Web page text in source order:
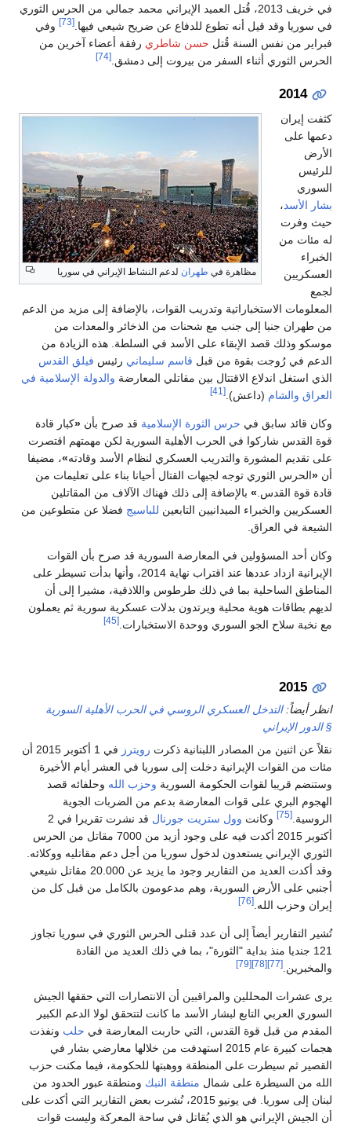
في خريف 2013، قُتل العميد الإيراني محمد جمالي من الحرس الثوري
في سوريا وقد قيل أنه تطوع للدفاع عن ضريح شيعي فيها. [73]
وفي
فبراير من نفس السنة قُتل حسن شاطري رفقة أعضاء آخرين من
الحرس الثوري أثناء السفر من بيروت إلى دمشق. [74]
2014
مظاهرة في طهران لدعم النشاط الإيراني في سوريا
كثفت إيران
دعمها على
الأرض
للرئيس
السوري
بشار الأسد،
حيث وفرت
له مئات من
الخبراء
العسكريين
لجمع
المعلومات الاستخباراتية وتدريب القوات، بالإضافة إلى مزيد من الدعم
من طهران جنبا إلى جنب مع شحنات من الذخائر والمعدات من
موسكو وذلك قصد الإبقاء على الأسد في السلطة. هذه الزيادة من
الدعم في رُوجت بقوة من قبل قاسم سليماني رئيس فيلق القدس
الذي استغل اندلاع الاقتتال بين مقاتلي المعارضة والدولة الإسلامية في
العراق والشام (داعش).[41]
وكان قائد سابق في حرس الثورة الإسلامية قد صرح بأن «كبار قادة
قوة القدس شاركوا في الحرب الأهلية السورية لكن مهمتهم اقتصرت
على تقديم المشورة والتدريب العسكري لنظام الأسد وقادته»، مضيفا
أن «الحرس الثوري توجه لجبهات القتال أحيانا بناء على تعليمات من
قادة قوة القدس.» بالإضافة إلى ذلك فهناك الآلاف من المقاتلين
العسكريين والخبراء الميدانيين التابعين للباسيج فضلا عن متطوعين من
الشيعة في العراق.
وكان أحد المسؤولين في المعارضة السورية قد صرح بأن القوات
الإيرانية ازداد عددها عند اقتراب نهاية 2014، وأنها بدأت تسيطر على
المناطق الساحلية بما في ذلك طرطوس واللاذقية، مشيرا إلى أن
لديهم بطاقات هوية محلية ويرتدون بدلات عسكرية سورية ثم يعملون
مع نخبة سلاح الجو السوري ووحدة الاستخبارات.[45]
2015
انظر أيضاً:التدخل العسكري الروسي في الحرب الأهلية السورية
§ الدور الإيراني
نقلاً عن اثنين من المصادر اللبنانية ذكرت رويترز
في 1 أكتوبر 2015 أن
مئات من القوات الإيرانية دخلت إلى سوريا في العشر أيام الأخيرة
وستنضم قريبا لقوات الحكومة السورية وحزب الله وحلفائه قصد
الهجوم البري على قوات المعارضة بدعم من الضربات الجوية
الروسية. [75] وكانت وول ستريت جورنال
قد نشرت تقريرا في 2
أكتوبر 2015 أكدت فيه على وجود أزيد من 7000 مقاتل من الحرس
الثوري الإيراني يستعدون لدخول سوريا من أجل دعم مقاتليه ووكلائه.
وقد أكدت العديد من التقارير وجود ما يزيد عن 20.000 مقاتل شيعي
أجنبي على الأرض السورية، وهم مدعومون بالكامل من قبل كل من
إيران وحزب الله. [76]
تُشير التقارير أيضاً إلى أن عدد قتلى الحرس الثوري في سوريا تجاوز
121 جنديا منذ بداية "الثورة"، بما في ذلك العديد من القادة
والمخبرين. [77]
[78]
[79]
يرى عشرات المحللين والمراقبين أن الانتصارات التي حققها الجيش
السوري العربي التابع لبشار الأسد ما كانت لتتحقق لولا الدعم الكبير
المقدم من قبل قوة القدس، التي حاربت المعارضة في حلب ونفذت
هجمات كبيرة عام 2015 استهدفت من خلالها معارضي بشار في
القصير ثم سيطرت على المنطقة ووهبتها للحكومة، فيما مكنت حزب
الله من السيطرة على شمال منطقة النبك ومنطقة عبور الحدود من
لبنان إلى سوريا. في يونيو 2015، نُشرت بعض التقارير التي أكدت على
أن الجيش الإيراني هو الذي يُقاتل في ساحة المعركة وليست قوات